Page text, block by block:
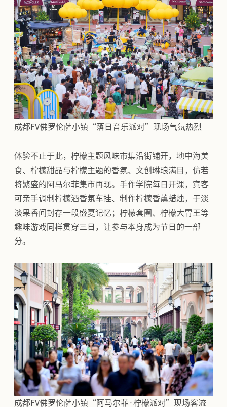
成都FV佛罗伦萨小镇“落日音乐派对”现场气氛热烈
体验不止于此，柠檬主题风味市集沿街铺开，地中海美
食、柠檬甜品与柠檬主题的香氛、文创琳琅满目，仿若
将繁盛的阿马尔菲集市再现。手作学院每日开课，宾客
可亲手调制柠檬酒香氛车挂、制作柠檬香薰蜡烛，于淡
淡果香间封存一段盛夏记忆；柠檬套圈、柠檬大胃王等
趣味游戏同样贯穿三日，让参与本身成为节日的一部
分。
成都FV佛罗伦萨小镇“阿马尔菲·柠檬派对”现场客流